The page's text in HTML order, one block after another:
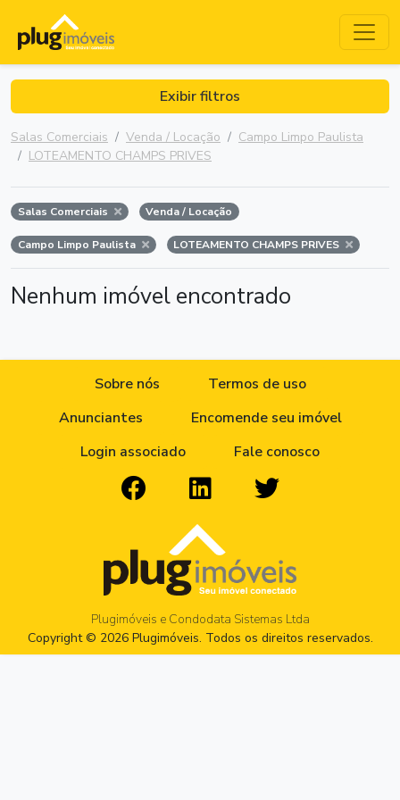
Exibir filtros
Salas Comerciais Venda / Locação
Campo Limpo Paulista
LOTEAMENTO CHAMPS PRIVES
Salas Comerciais Venda / Locação
Campo Limpo Paulista LOTEAMENTO CHAMPS PRIVES
Nenhum imóvel encontrado
Sobre nós
Termos de uso
Anunciantes
Encomende seu imóvel
Login associado
Fale conosco
Plugimóveis e Condodata Sistemas Ltda
Copyright © 2026 Plugimóveis. Todos os direitos reservados.